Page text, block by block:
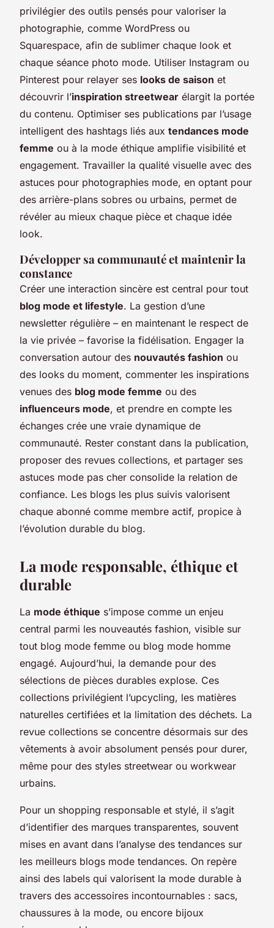
privilégier des outils pensés pour valoriser la
photographie, comme WordPress ou
Squarespace, afin de sublimer chaque look et
chaque séance photo mode. Utiliser Instagram ou
Pinterest pour relayer ses looks de saison et
découvrir l’inspiration streetwear élargit la portée
du contenu. Optimiser ses publications par l’usage
intelligent des hashtags liés aux tendances mode
femme ou à la mode éthique amplifie visibilité et
engagement. Travailler la qualité visuelle avec des
astuces pour photographies mode, en optant pour
des arrière-plans sobres ou urbains, permet de
révéler au mieux chaque pièce et chaque idée
look.
Développer sa communauté et maintenir la
constance
Créer une interaction sincère est central pour tout
blog mode et lifestyle. La gestion d’une
newsletter régulière – en maintenant le respect de
la vie privée – favorise la fidélisation. Engager la
conversation autour des nouvautés fashion ou
des looks du moment, commenter les inspirations
venues des blog mode femme ou des
influenceurs mode, et prendre en compte les
échanges crée une vraie dynamique de
communauté. Rester constant dans la publication,
proposer des revues collections, et partager ses
astuces mode pas cher consolide la relation de
confiance. Les blogs les plus suivis valorisent
chaque abonné comme membre actif, propice à
l’évolution durable du blog.
La mode responsable, éthique et
durable
La mode éthique s’impose comme un enjeu
central parmi les nouveautés fashion, visible sur
tout blog mode femme ou blog mode homme
engagé. Aujourd’hui, la demande pour des
sélections de pièces durables explose. Ces
collections privilégient l’upcycling, les matières
naturelles certifiées et la limitation des déchets. La
revue collections se concentre désormais sur des
vêtements à avoir absolument pensés pour durer,
même pour des styles streetwear ou workwear
urbains.
Pour un shopping responsable et stylé, il s’agit
d’identifier des marques transparentes, souvent
mises en avant dans l’analyse des tendances sur
les meilleurs blogs mode tendances. On repère
ainsi des labels qui valorisent la mode durable à
travers des accessoires incontournables : sacs,
chaussures à la mode, ou encore bijoux